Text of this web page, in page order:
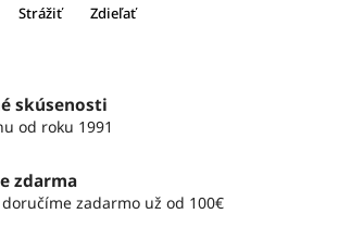
Strážiť Zdieľať
skúsenosti
od roku 1991
zdarma
zadarmo už od 100€